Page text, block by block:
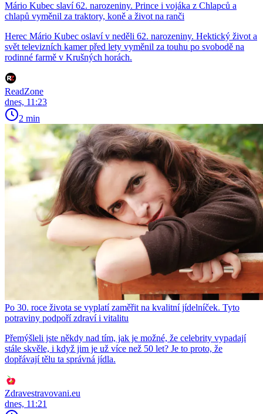
Mário Kubec slaví 62. narozeniny. Prince i vojáka z Chlapců a
chlapů vyměnil za traktory, koně a život na ranči
Herec Mário Kubec oslaví v neděli 62. narozeniny. Hektický život a
svět televizních kamer před lety vyměnil za touhu po svobodě na
rodinné farmě v Krušných horách.
ReadZone
dnes, 11:23
2 min
Po 30. roce života se vyplatí zaměřit na kvalitní jídelníček. Tyto
potraviny podpoří zdraví i vitalitu
Přemýšleli jste někdy nad tím, jak je možné, že celebrity vypadají
stále skvěle, i když jim je už více než 50 let? Je to proto, že
dopřávají tělu ta správná jídla.
Zdravestravovani.eu
dnes, 11:21